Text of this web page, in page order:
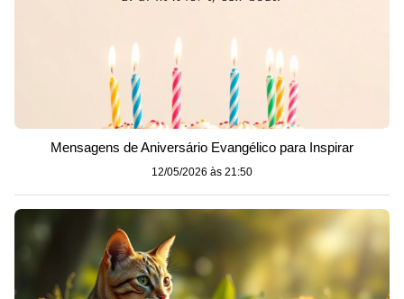
Mensagens de Aniversário Evangélico para Inspirar
12/05/2026 às 21:50